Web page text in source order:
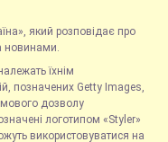
який розповідає про
новинами.
їхнім
позначених Getty Images,
дозволу
логотипом «Styler»
використовуватися на